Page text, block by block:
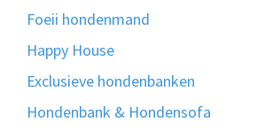
Foeii hondenmand
Happy House
Exclusieve hondenbanken
Hondenbank & Hondensofa